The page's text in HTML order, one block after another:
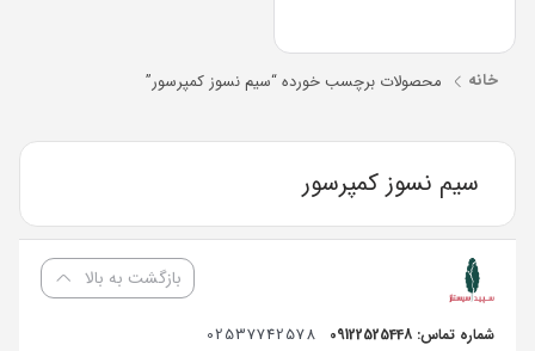
خانه محصولات برچسب خورده “سیم نسوز کمپرسور”
سیم نسوز کمپرسور
بازگشت به بالا
شماره تماس: 09122525448 02537742578